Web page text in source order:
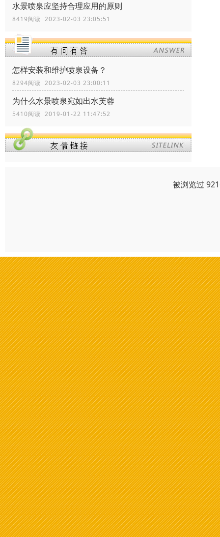
水景喷泉应坚持合理应用的原则
8419阅读 2023-02-03 23:05:51
怎样安装和维护喷泉设备？
8294阅读 2023-02-03 23:00:11
为什么水景喷泉宛如出水芙蓉
5410阅读 2019-01-22 11:47:52
被浏览过